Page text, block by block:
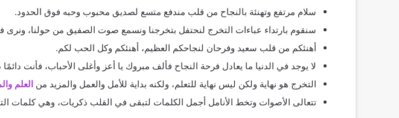
سلام مرتفع وتهنئة بالنجاح من قلب مندفع متسع لصديق محبوب وحبه فوق الحدود.
سنقوم بارتداء عباءات التخرج لنحتفل بتخرجنا ونسمع صوت الصفيق من حولنا، ونرى
أهنئكم من قلب سعيد وفرحان لنجاحكم العظيم، أهنئكم وكل الحب لكم.
لا يوجد في الدنيا ما يعادل فرحة النجاح فألف مبروك يا أعز وأغلى الأحباب، فأنت دائمًا
التخرج هو نهاية ولكن ليس نهاية للتعلم، ولكنه بداية للأمل والعمل والمزيد من العلم
تتعالى الأصوات وتخط الأنامل أجمل الكلمات لتبقى في القلب ذكريات، وهي كلمات